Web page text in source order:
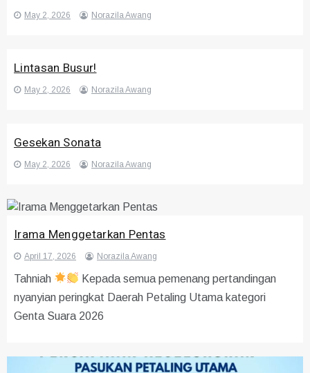
May 2, 2026 Norazila Awang
Lintasan Busur!
May 2, 2026 Norazila Awang
Gesekan Sonata
May 2, 2026 Norazila Awang
Irama Menggetarkan Pentas
April 17, 2026 Norazila Awang
Tahniah
Kepada semua pemenang pertandingan
nyanyian peringkat Daerah Petaling Utama kategori
Genta Suara 2026